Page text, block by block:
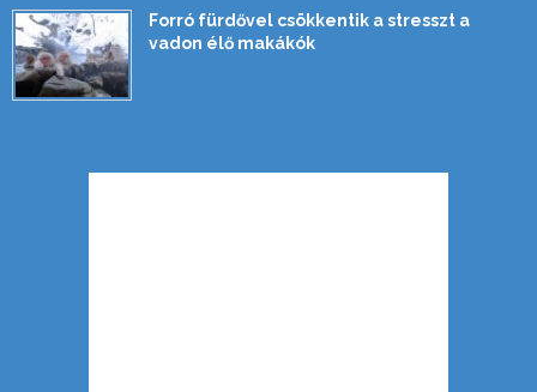
Forró fürdővel csökkentik a stresszt a
vadon élő makákók